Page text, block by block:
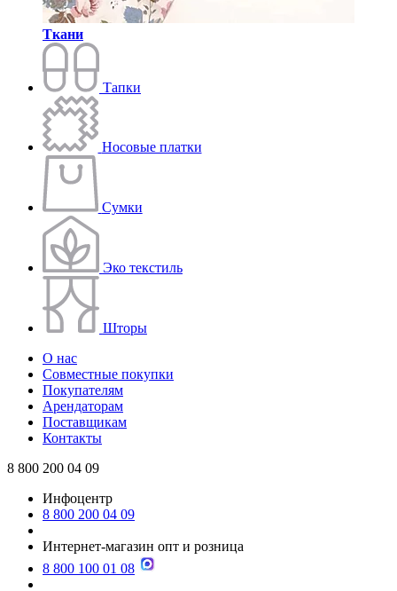
Ткани
Тапки
Носовые платки
Сумки
Эко текстиль
Шторы
О нас
Совместные покупки
Покупателям
Арендаторам
Поставщикам
Контакты
8 800 200 04 09
Инфоцентр
8 800 200 04 09
Интернет-магазин опт и розница
8 800 100 01 08